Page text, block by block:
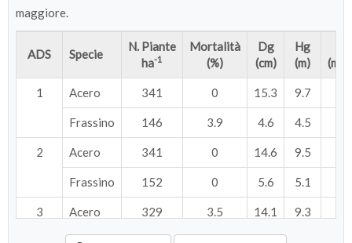
maggiore.
ADS Specie
N. Piante
ha-1
Mortalità
(%)
Dg
(cm)
Hg
(m)
(m
1 Acero 341 0 15.3 9.7
Frassino 146 3.9 4.6 4.5
2 Acero 341 0 14.6 9.5
Frassino 152 0 5.6 5.1
3 Acero 329 3.5 14.1 9.3